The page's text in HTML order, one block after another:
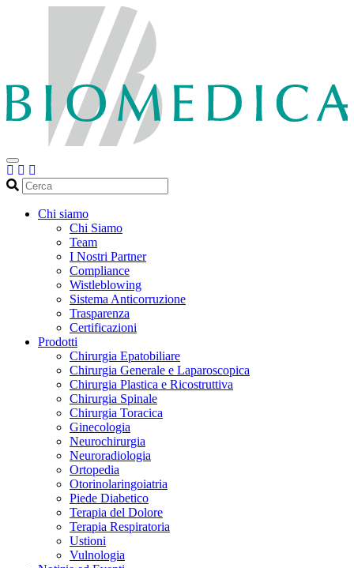
Cerca
Chi siamo
Chi Siamo
Team
I Nostri Partner
Compliance
Wistleblowing
Sistema Anticorruzione
Trasparenza
Certificazioni
Prodotti
Chirurgia Epatobiliare
Chirurgia Generale e Laparoscopica
Chirurgia Plastica e Ricostruttiva
Chirurgia Spinale
Chirurgia Toracica
Ginecologia
Neurochirurgia
Neuroradiologia
Ortopedia
Otorinolaringoiatria
Piede Diabetico
Terapia del Dolore
Terapia Respiratoria
Ustioni
Vulnologia